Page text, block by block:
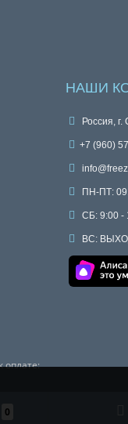
НАШИ
Россия,
+7 (960)
ПН-ПТ:
СБ: 9:00 -
ВС:
0